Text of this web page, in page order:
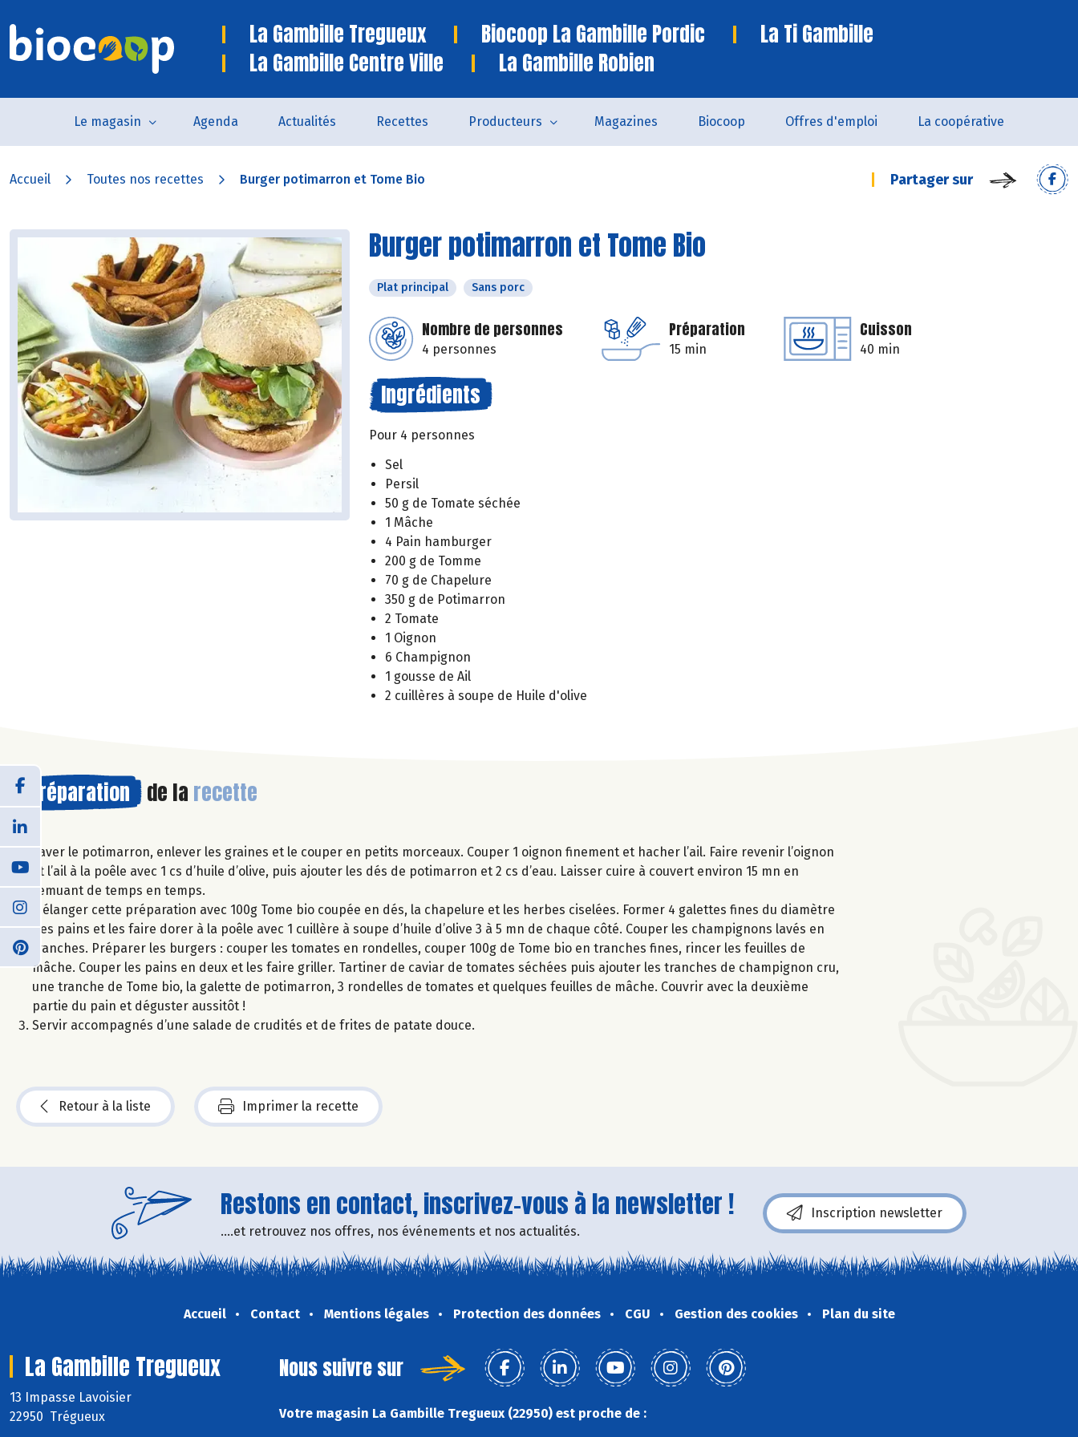
La Gambille Tregueux Biocoop La Gambille Pordic
La Ti Gambille
La Gambille Centre Ville
La Gambille Robien
Le magasin Agenda Actualités Recettes Producteurs Magazines Biocoop Offres d'emploi La coopérative
Accueil Toutes nos recettes Burger potimarron et Tome Bio Partager sur
Burger potimarron et Tome Bio
Plat principal Sans porc
Nombre de personnes
4 personnes
Préparation
15 min
Cuisson
40 min
Ingrédients
Pour 4 personnes
Sel
Persil
50 g de Tomate séchée
1 Mâche
4 Pain hamburger
200 g de Tomme
70 g de Chapelure
350 g de Potimarron
2 Tomate
1 Oignon
6 Champignon
1 gousse de Ail
2 cuillères à soupe de Huile d'olive
Préparation de la recette
Laver le potimarron, enlever les graines et le couper en petits morceaux. Couper 1 oignon finement et hacher l’ail. Faire revenir l’oignon
et l’ail à la poêle avec 1 cs d’huile d’olive, puis ajouter les dés de potimarron et 2 cs d’eau. Laisser cuire à couvert environ 15 mn en
remuant de temps en temps.
Mélanger cette préparation avec 100g Tome bio coupée en dés, la chapelure et les herbes ciselées. Former 4 galettes fines du diamètre
des pains et les faire dorer à la poêle avec 1 cuillère à soupe d’huile d’olive 3 à 5 mn de chaque côté. Couper les champignons lavés en
tranches. Préparer les burgers : couper les tomates en rondelles, couper 100g de Tome bio en tranches fines, rincer les feuilles de
mâche. Couper les pains en deux et les faire griller. Tartiner de caviar de tomates séchées puis ajouter les tranches de champignon cru,
une tranche de Tome bio, la galette de potimarron, 3 rondelles de tomates et quelques feuilles de mâche. Couvrir avec la deuxième
partie du pain et déguster aussitôt !
Servir accompagnés d’une salade de crudités et de frites de patate douce.
Retour à la liste Imprimer la recette
Restons en contact, inscrivez-vous à la newsletter !
....et retrouvez nos offres, nos événements et nos actualités.
Inscription newsletter
Accueil Contact Mentions légales Protection des données CGU Gestion des cookies Plan du site
La Gambille Tregueux
13 Impasse Lavoisier
22950 Trégueux
Nous suivre sur
Votre magasin La Gambille Tregueux (22950) est proche de :